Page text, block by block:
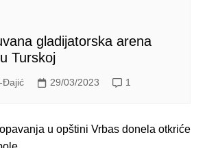
gladijatorska arena
Turskoj
Đajić 29/03/2023 1